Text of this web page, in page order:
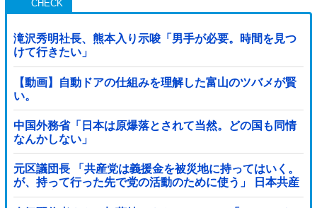
滝沢秀明社長、熊本入り示唆「男手が必要。時間を見つ
けて行きたい」
【動画】自動ドアの仕組みを理解した富山のツバメが賢
い。
中国外務省「日本は原爆落とされて当然。どの国も同情
なんかしない」
元区議団長 「共産党は義援金を被災地に持ってはいく。
が、持って行った先で党の活動のために使う」 日本共産
党「事実ではありません」